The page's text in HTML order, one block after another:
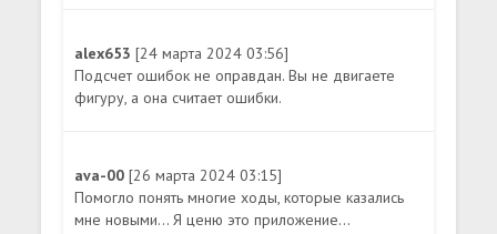
alex653[24 марта 2024 03:56]
Подсчет ошибок не оправдан. Вы не двигаете
фигуру, а она считает ошибки.
ava-00[26 марта 2024 03:15]
Помогло понять многие ходы, которые казались
мне новыми... Я ценю это приложение...